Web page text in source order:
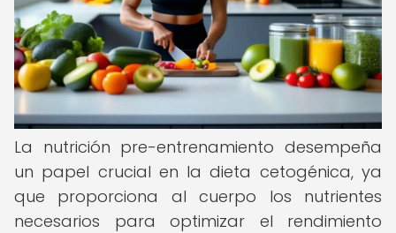
La nutrición pre-entrenamiento desempeña
un papel crucial en la dieta cetogénica, ya
que proporciona al cuerpo los nutrientes
necesarios para optimizar el rendimiento